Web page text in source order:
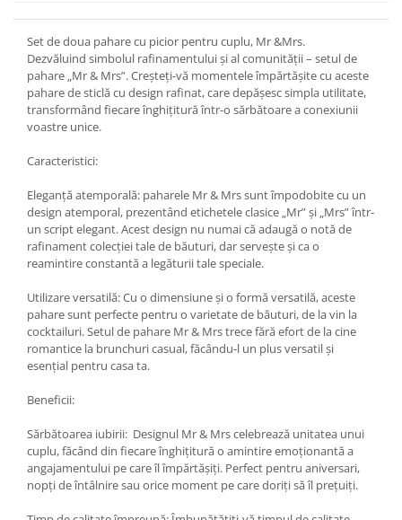
Set de doua pahare cu picior pentru cuplu, Mr &Mrs.
Dezvăluind simbolul rafinamentului și al comunității – setul de
pahare „Mr & Mrs”. Creșteți-vă momentele împărtășite cu aceste
pahare de sticlă cu design rafinat, care depășesc simpla utilitate,
transformând fiecare înghițitură într-o sărbătoare a conexiunii
voastre unice.
Caracteristici:
Eleganță atemporală: paharele Mr & Mrs sunt împodobite cu un
design atemporal, prezentând etichetele clasice „Mr” și „Mrs” într-
un script elegant. Acest design nu numai că adaugă o notă de
rafinament colecției tale de băuturi, dar servește și ca o
reamintire constantă a legăturii tale speciale.
Utilizare versatilă: Cu o dimensiune și o formă versatilă, aceste
pahare sunt perfecte pentru o varietate de băuturi, de la vin la
cocktailuri. Setul de pahare Mr & Mrs trece fără efort de la cine
romantice la brunchuri casual, făcându-l un plus versatil și
esențial pentru casa ta.
Beneficii:
Sărbătoarea iubirii: Designul Mr & Mrs celebrează unitatea unui
cuplu, făcând din fiecare înghițitură o amintire emoționantă a
angajamentului pe care îl împărtășiți. Perfect pentru aniversari,
nopți de întâlnire sau orice moment pe care doriți să îl prețuiți.